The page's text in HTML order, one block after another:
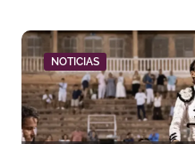
a
d
a
NOTICIAS